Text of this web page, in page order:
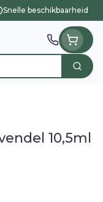
Snelle beschikbaarheid
Zoek
10,5ml